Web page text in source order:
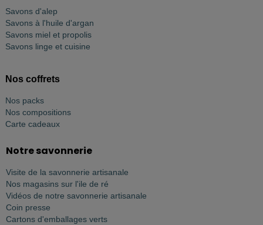
Savons d'alep
Savons à l'huile d'argan
Savons miel et propolis
Savons linge et cuisine
Nos coffrets
Nos packs
Nos compositions
Carte cadeaux
Notre savonnerie
Visite de la savonnerie artisanale
Nos magasins sur l'ile de ré
Vidéos de notre savonnerie artisanale
Coin presse
Cartons d'emballages verts